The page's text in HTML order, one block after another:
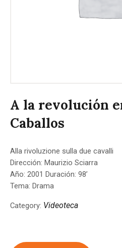
A la revolución
Caballos
Alla rivoluzione sulla due cavalli
Dirección: Maurizio Sciarra
Año: 2001 Duración: 98’
Tema: Drama
Category: Videoteca